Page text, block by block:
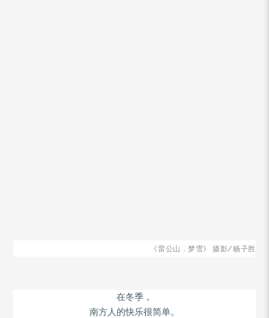
《雷公山．梦雪》 摄影/杨子胜
在冬季，
南方人的快乐很简单。